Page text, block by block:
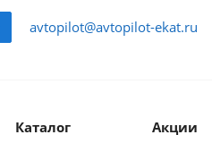
avtopilot@avtopilot-ekat.ru
Каталог Акции